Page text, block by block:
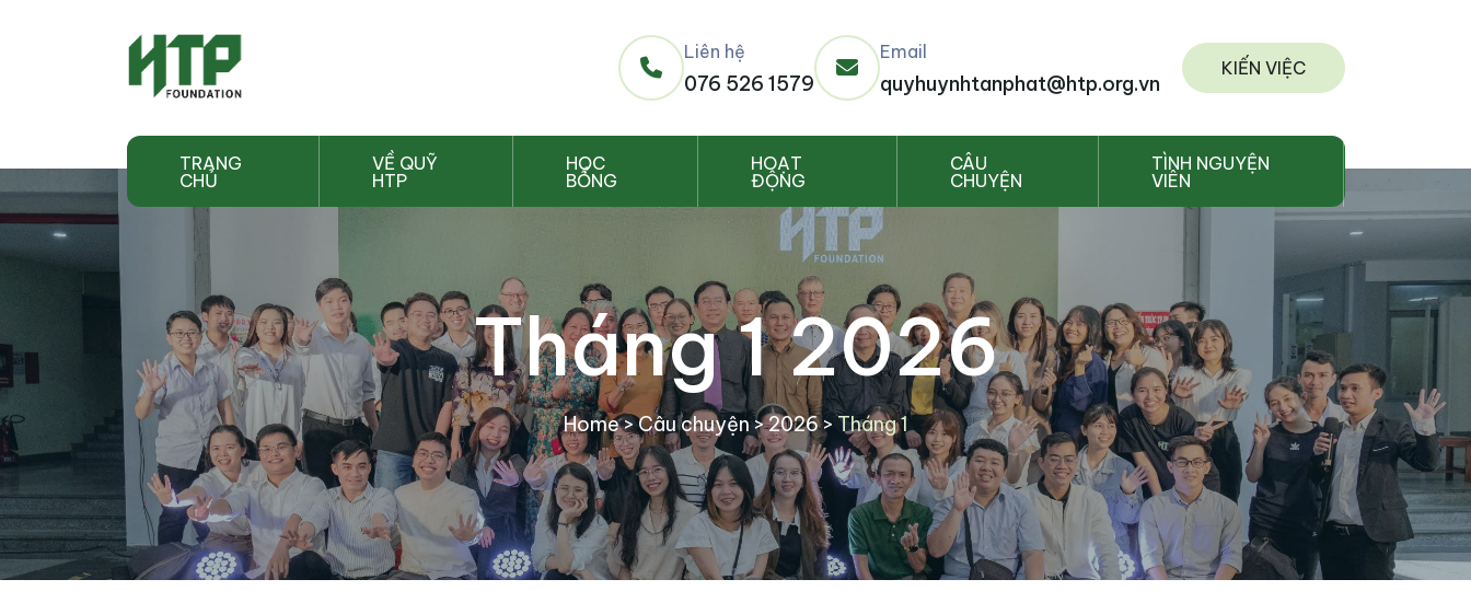
Liên hệ
076 526 1579
Email
quyhuynhtanphat@htp.org.vn
KIẾN VIỆC
TRANG
CHỦ
VỀ QUỸ
HTP
HỌC
BỔNG
HOẠT
ĐỘNG
CÂU
CHUYỆN
TÌNH NGUYỆN
VIÊN
Tháng 1 2026
Home>Câu chuyện>2026>Tháng 1